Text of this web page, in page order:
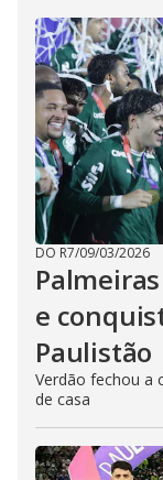
DO R7/09/03/2026
e
Paulistão
Verdão fechou a
de casa